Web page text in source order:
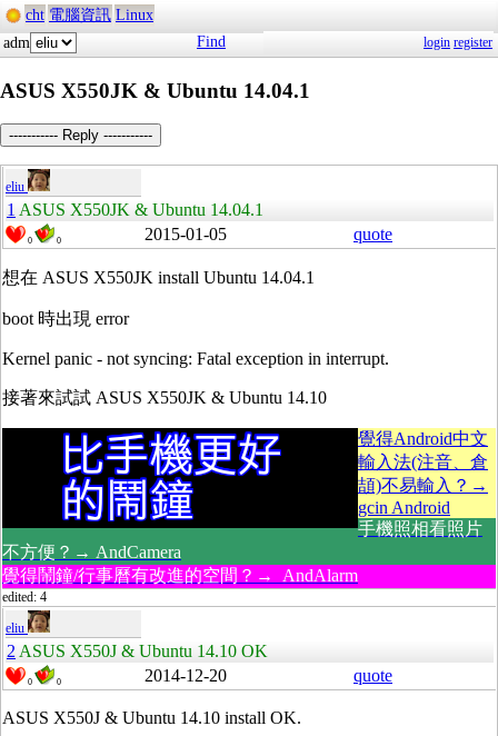
cht 電腦資訊 Linux
adm
Find login register
ASUS X550JK & Ubuntu 14.04.1
----------- Reply -----------
eliu
1 ASUS X550JK & Ubuntu 14.04.1
0 0 2015-01-05 quote
想在 ASUS X550JK install Ubuntu 14.04.1
boot 時出現 error
Kernel panic - not syncing: Fatal exception in interrupt.
接著來試試 ASUS X550JK & Ubuntu 14.10
覺得Android中文
輸入法(注音、倉
頡)不易輸入？→
gcin Android
手機照相看照片
不方便？→ AndCamera
覺得鬧鐘/行事曆有改進的空間？→ AndAlarm
edited: 4
eliu
2ASUS X550J & Ubuntu 14.10 OK
0 0 2014-12-20 quote
ASUS X550J & Ubuntu 14.10 install OK.